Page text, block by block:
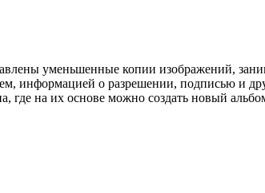
уменьшенные копии изображений,
информацией о разрешении, подписью и
где на их основе можно создать новый